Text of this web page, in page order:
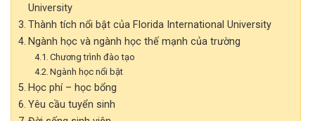
University
Thành tích nổi bật của Florida International University
Ngành học và ngành học thế mạnh của trường
Chương trình đào tạo
Ngành học nổi bật
Học phí – học bổng
Yêu cầu tuyển sinh